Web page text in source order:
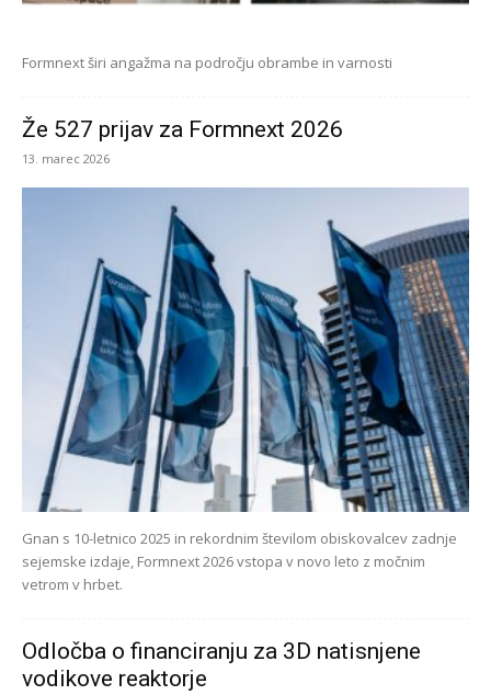
Formnext širi angažma na področju obrambe in varnosti
Že 527 prijav za Formnext 2026
13. marec 2026
Gnan s 10-letnico 2025 in rekordnim številom obiskovalcev zadnje
sejemske izdaje, Formnext 2026 vstopa v novo leto z močnim
vetrom v hrbet.
Odločba o financiranju za 3D natisnjene
vodikove reaktorje